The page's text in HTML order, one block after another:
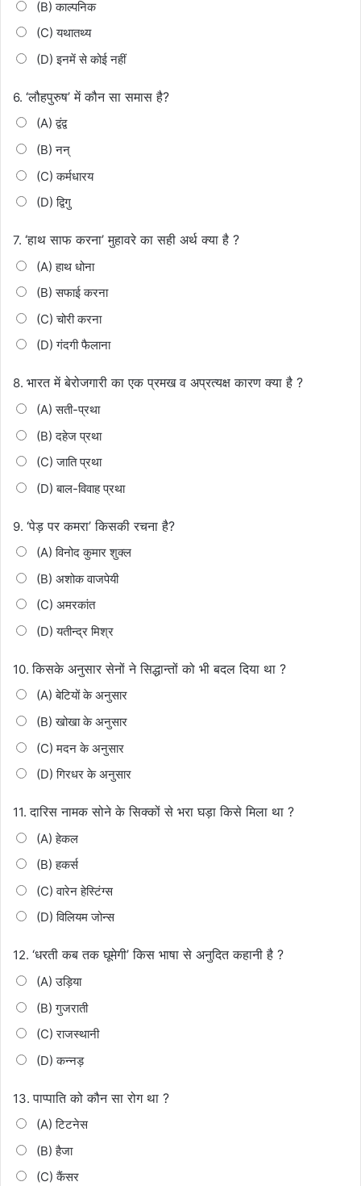
(B) काल्पनिक
(C) यथातथ्य
(D) इनमें से कोई नहीं
6. ‘लौहपुरुष’ में कौन सा समास है?
(A) द्वंद्व
(B) नन्
(C) कर्मधारय
(D) द्विगु
7. ‘हाथ साफ करना’ मुहावरे का सही अर्थ क्या है ?
(A) हाथ धोना
(B) सफाई करना
(C) चोरी करना
(D) गंदगी फैलाना
8. भारत में बेरोजगारी का एक प्रमख व अप्रत्यक्ष कारण क्या है ?
(A) सती-प्रथा
(B) दहेज प्रथा
(C) जाति प्रथा
(D) बाल-विवाह प्रथा
9. ‘पेड़ पर कमरा’ किसकी रचना है?
(A) विनोद कुमार शुक्ल
(B) अशोक वाजपेयी
(C) अमरकांत
(D) यतीन्द्र मिश्र
10.किसके अनुसार सेनों ने सिद्धान्तों को भी बदल दिया था ?
(A) बेटियों के अनुसार
(B) खोखा के अनुसार
(C) मदन के अनुसार
(D) गिरधर के अनुसार
11.दारिस नामक सोने के सिक्कों से भरा घड़ा किसे मिला था ?
(A) हेकल
(B) हकर्स
(C) वारेन हेस्टिंग्स
(D) विलियम जोन्स
12. ‘धरती कब तक घूमेगी’ किस भाषा से अनुदित कहानी है ?
(A) उड़िया
(B) गुजराती
(C) राजस्थानी
(D) कन्नड़
13.पाप्पाति को कौन सा रोग था ?
(A) टिटनेस
(B) हैजा
(C) कैंसर